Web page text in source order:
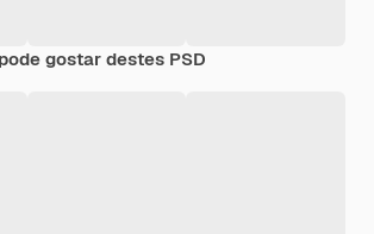
gostar destes PSD